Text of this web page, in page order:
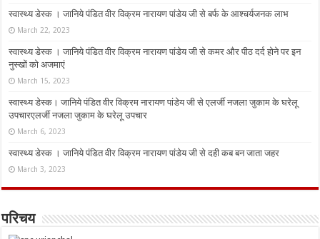
स्वास्थ्य डेस्क । जानिये पंडित वीर विक्रम नारायण पांडेय जी से बर्फ के आश्चर्यजनक लाभ
March 22, 2023
स्वास्थ्य डेस्क । जानिये पंडित वीर विक्रम नारायण पांडेय जी से कमर और पीठ दर्द होने पर इन
नुस्‍खों को अजमाएं
March 15, 2023
स्वास्थ्य डेस्क। जानिये पंडित वीर विक्रम नारायण पांडेय जी से एलर्जी नजला जुकाम के घरेलू
उपचारएलर्जी नजला जुकाम के घरेलू उपचार
March 6, 2023
स्वास्थ्य डेस्क । जानिये पंडित वीर विक्रम नारायण पांडेय जी से दही कब बन जाता जहर
March 3, 2023
परिचय